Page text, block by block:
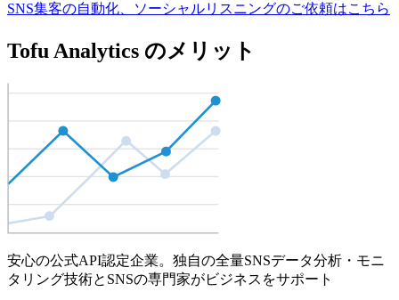
SNS集客の自動化、ソーシャルリスニングのご依頼はこちら
Tofu Analytics のメリット
安心の公式API認定企業。独自の全量SNSデータ分析・モニ
タリング技術とSNSの専門家がビジネスをサポート